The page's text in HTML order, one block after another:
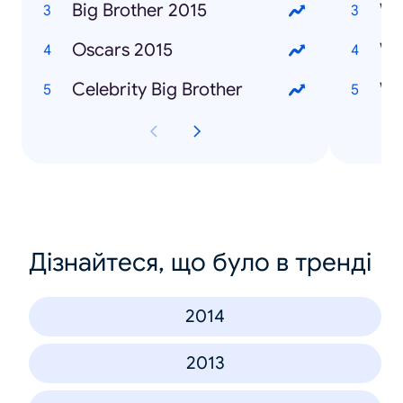
Big Brother 2015
Oscars 2015
Celebrity Big Brother
Дізнайтеся, що було в тренді
2014
2013